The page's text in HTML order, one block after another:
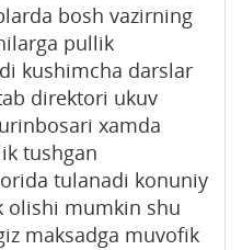
bosh vazirning
pullik
kushimcha darslar
direktori ukuv
xamda
tushgan
tulanadi konuniy
olishi mumkin shu
maksadga muvofik